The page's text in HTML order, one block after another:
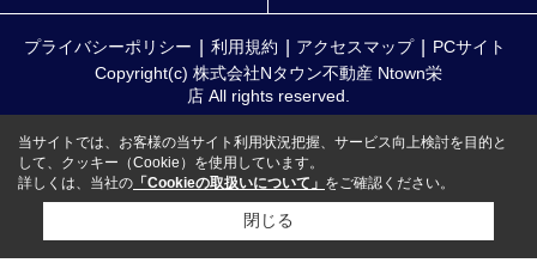
プライバシーポリシー 利用規約 アクセスマップ
PCサイト
Copyright(c) 株式会社Nタウン不動産 Ntown栄
店 All rights reserved.
当サイトでは、お客様の当サイト利用状況把握、サービス向上検討を目的と
して、クッキー（Cookie）を使用しています。
詳しくは、当社の 「Cookieの取扱いについて」 をご確認ください。
閉じる